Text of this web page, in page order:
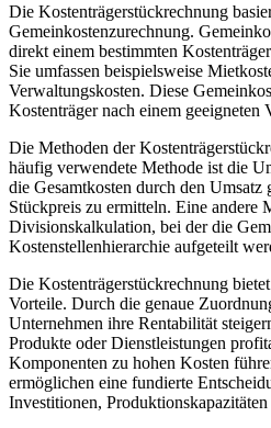
Die Kostenträgerstückrechnung
Gemeinkostenzurechnung.
direkt einem bestimmten
Sie umfassen beispielsweise
Verwaltungskosten. Diese
Kostenträger nach einem geeigneten
Die Methoden der
häufig verwendete Methode ist die
die Gesamtkosten durch den Umsatz
Stückpreis zu ermitteln. Eine andere
Divisionskalkulation, bei der die
Kostenstellenhierarchie aufgeteilt
Die Kostenträgerstückrechnung
Vorteile. Durch die genaue
Unternehmen ihre Rentabilität
Produkte oder Dienstleistungen
Komponenten zu hohen Kosten
ermöglichen eine fundierte
Investitionen,